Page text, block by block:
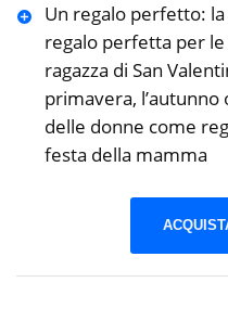
Un regalo perfetto:
regalo perfetta per
ragazza di San
primavera, l’autunno
delle donne come
festa della mamma